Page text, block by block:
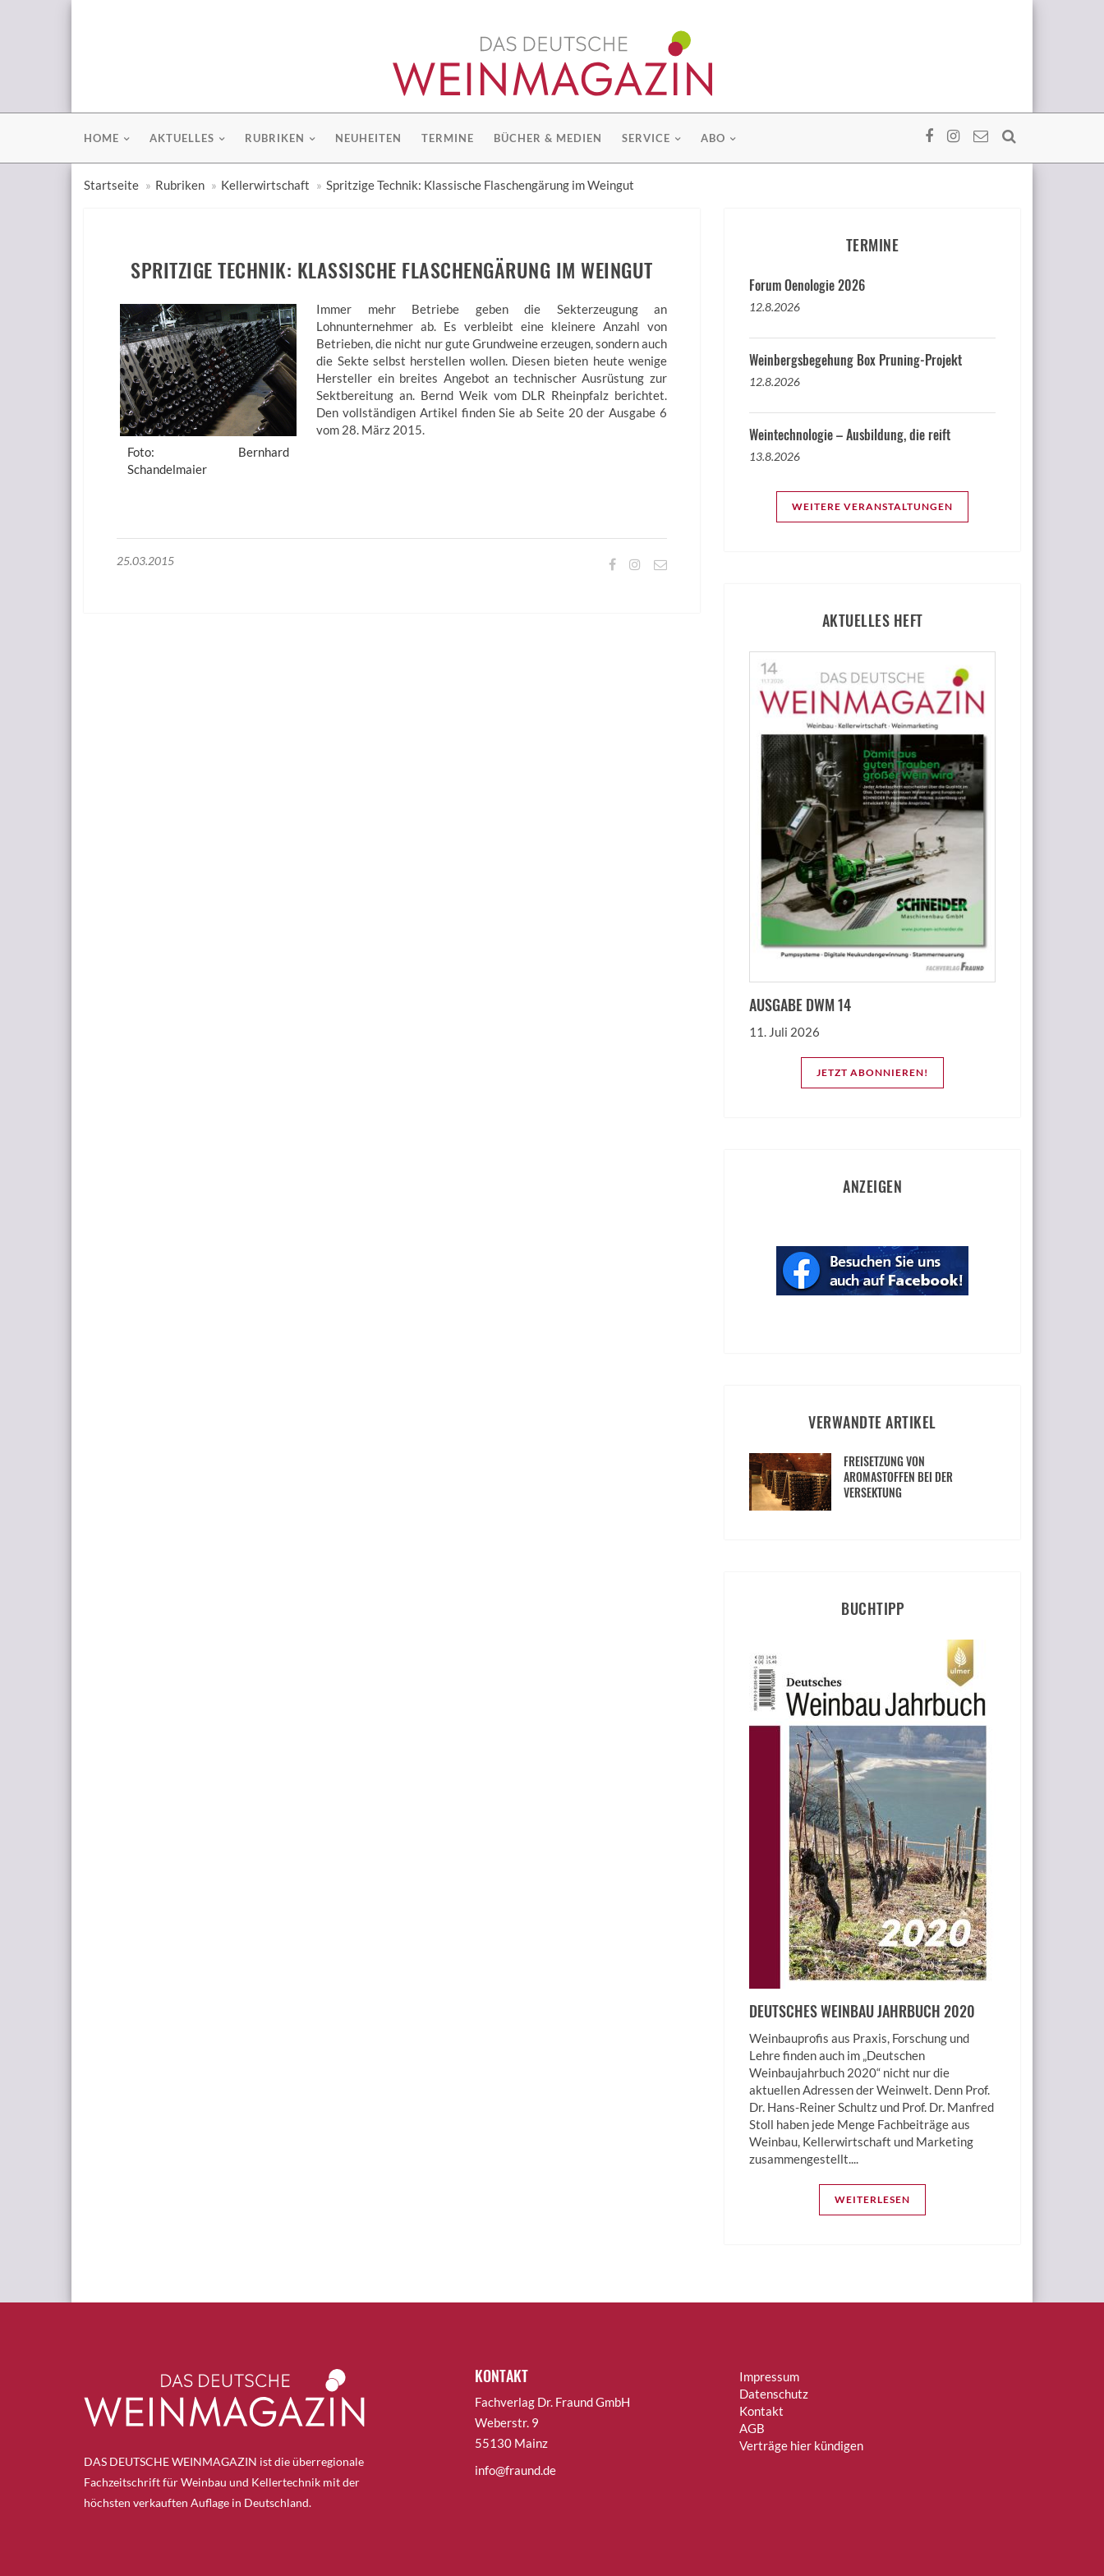
HOME AKTUELLES RUBRIKEN NEUHEITEN TERMINE BÜCHER & MEDIEN SERVICE ABO
Startseite Rubriken Kellerwirtschaft Spritzige Technik: Klassische Flaschengärung im Weingut
SPRITZIGE TECHNIK: KLASSISCHE FLASCHENGÄRUNG IM WEINGUT
Foto: Bernhard
Schandelmaier
Immer mehr Betriebe geben die Sekterzeugung an
Lohnunternehmer ab. Es verbleibt eine kleinere Anzahl von
Betrieben, die nicht nur gute Grundweine erzeugen, sondern auch
die Sekte selbst herstellen wollen. Diesen bieten heute wenige
Hersteller ein breites Angebot an technischer Ausrüstung zur
Sektbereitung an. Bernd Weik vom DLR Rheinpfalz berichtet.
Den vollständigen Artikel finden Sie ab Seite 20 der Ausgabe 6
vom 28. März 2015.
25.03.2015
TERMINE
Forum Oenologie 2026
12.8.2026
Weinbergsbegehung Box Pruning-Projekt
12.8.2026
Weintechnologie – Ausbildung, die reift
13.8.2026
WEITERE VERANSTALTUNGEN
AKTUELLES HEFT
AUSGABE DWM 14
11. Juli 2026
JETZT ABONNIEREN!
ANZEIGEN
VERWANDTE ARTIKEL
FREISETZUNG VON
AROMASTOFFEN BEI DER
VERSEKTUNG
BUCHTIPP
DEUTSCHES WEINBAU JAHRBUCH 2020
Weinbauprofis aus Praxis, Forschung und
Lehre finden auch im „Deutschen
Weinbaujahrbuch 2020“ nicht nur die
aktuellen Adressen der Weinwelt. Denn Prof.
Dr. Hans-Reiner Schultz und Prof. Dr. Manfred
Stoll haben jede Menge Fachbeiträge aus
Weinbau, Kellerwirtschaft und Marketing
zusammengestellt....
WEITERLESEN
DAS DEUTSCHE WEINMAGAZIN ist die überregionale
Fachzeitschrift für Weinbau und Kellertechnik mit der
höchsten verkauften Auflage in Deutschland.
KONTAKT
Fachverlag Dr. Fraund GmbH
Weberstr. 9
55130 Mainz
info@fraund.de
Impressum
Datenschutz
Kontakt
AGB
Verträge hier kündigen